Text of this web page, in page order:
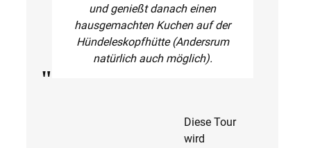
und genießt danach einen
hausgemachten Kuchen auf der
Hündeleskopfhütte (Andersrum
natürlich auch möglich).
Diese Tour
wird